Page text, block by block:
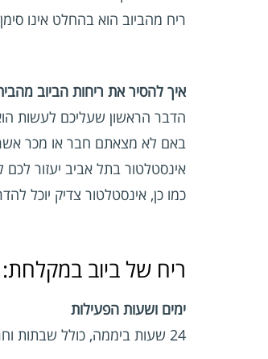
ריח מהביוב הוא בהחלט אינו
איך להסיר את ריחות הביוב
הדבר הראשון שעליכם לעשות
באם לא מצאתם חבר או מכר אשר
אינסטלטור בתל אביב יעזור
כמו כן, אינסטלטור צדיק יוכל
ריח של ביוב במקלחת:
ימים ושעות הפעילות
24 שעות ביממה, כולל שבתות וחגים.